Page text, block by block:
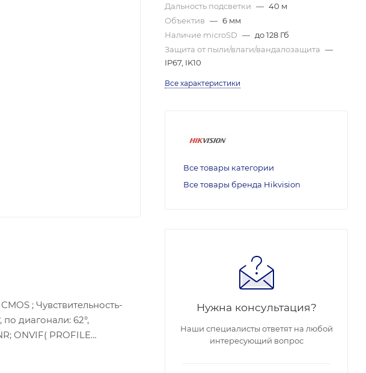
; Чувствительность-
по диагонали: 62°,
ONVIF( PROFILE
Дальность подсветки — 40 м
Объектив — 6 мм
Наличие microSD — до 128 Гб
Защита от пыли/влаги/вандалозащита —
IP67, IK10
Все характеристики
Все товары категории
Все товары бренда Hikvision
Нужна консультация?
Наши специалисты ответят на любой
интересующий вопрос